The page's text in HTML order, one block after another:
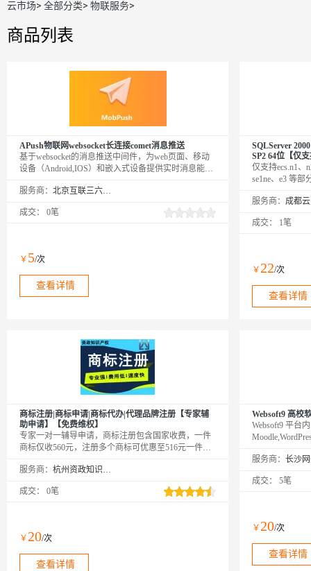
云市场> 全部分类> 物联服务>
商品列表
APush物联网websocket长连接comet消息推送
基于websocket的消息推送中间件，为web页面、移动
设备（Android,IOS）和嵌入式设备提供实时消息能
送API配合使用。
服务商： 北京互联三六五科技有限公司
成交： 0笔
￥ 5/次
查看详情
SQLServer
SP2 64位【仅
仅支持ecs.n1、
se1ne、e3 等部
SP2 系统，安装
件，比如火绒
服务商：
成交： 1笔
￥22/次
查看详情
商标注册|商标申请|商标代办|代理品牌注册【专家辅
助申请】【免费维权】
专家一对一辅导申请，商标注册包含国家收费，一件
商标仅收560元，注册多个商标可优惠至516元一件，
客户专享。
服务商： 杭州资政知识产权咨询服务有限公司
成交： 0笔
￥ 20/次
查看详情
Websoft9 高校
Websoft9 平台
需的工具，让
准技术支持，
服务商：
成交： 5笔
￥20/次
查看详情